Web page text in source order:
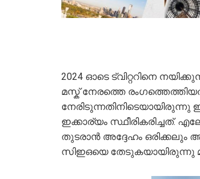
2024 ഓടെ ട്വിറ്ററിനെ
മസ്ക് നേരത്തെ
ഇക്കാര്യം സ്ഥീരികരിച്ചത്.
തുടരാൻ അദ്ദേഹം ഒരിക്കലും
സിഇഒയെ തേടുകയായിരുന്നു